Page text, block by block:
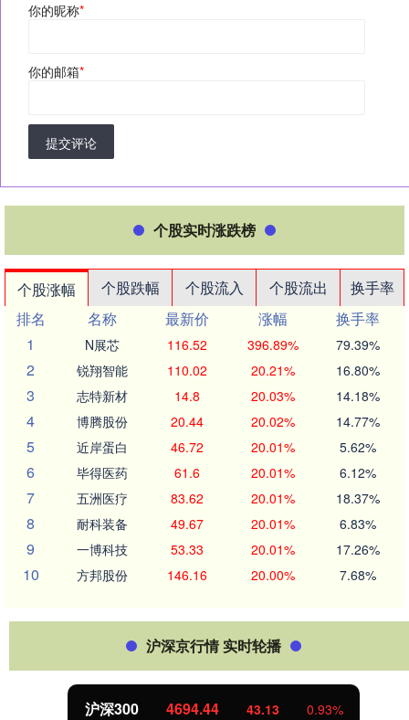
你的昵称*
你的邮箱*
提交评论
个股实时涨跌榜
个股涨幅 个股跌幅 个股流入 个股流出
换手率
排名
名称 最新价 涨幅
换手率
1
N展芯 116.52 396.89% 79.39%
2 锐翔智能 110.02 20.21% 16.80%
3 志特新材 14.8 20.03% 14.18%
4 博腾股份 20.44 20.02% 14.77%
5 近岸蛋白 46.72 20.01% 5.62%
6 毕得医药 61.6 20.01% 6.12%
7 五洲医疗 83.62 20.01% 18.37%
8 耐科装备 49.67 20.01% 6.83%
9 一博科技 53.33 20.01% 17.26%
10 方邦股份 146.16 20.00% 7.68%
沪深京行情 实时轮播
沪深300 4694.44 43.13 0.93%